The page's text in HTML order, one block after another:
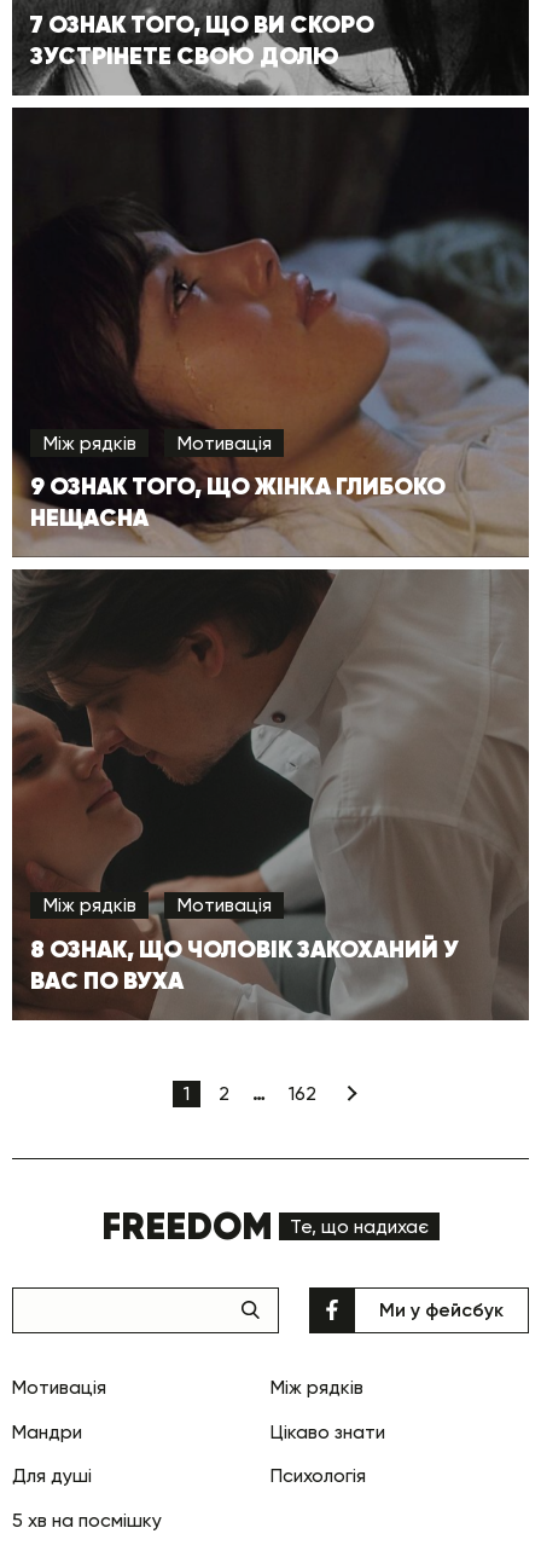
7 ОЗНАК ТОГО, ЩО ВИ СКОРО
ЗУСТРІНЕТЕ СВОЮ ДОЛЮ
Між рядків Мотивація
9 ОЗНАК ТОГО, ЩО ЖІНКА ГЛИБОКО
НЕЩАСНА
Між рядків Мотивація
8 ОЗНАК, ЩО ЧОЛОВІК ЗАКОХАНИЙ У
ВАС ПО ВУХА
1 2 … 162
FREEDOM Те, що надихає
Мотивація
Між рядків
Мандри
Цікаво знати
Для душі
Психологія
5 хв на посмішку
Ми у фейсбук